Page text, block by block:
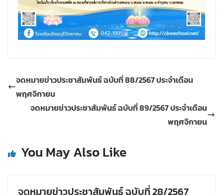
จดหมายข่าวประชาสัมพันธ์ ฉบับที่ 88/2567 ประจำเดือน
พฤศจิกายน
จดหมายข่าวประชาสัมพันธ์ ฉบับที่ 89/2567 ประจำเดือน
พฤศจิกายน
You May Also Like
จดหมายข่าวประชาสัมพันธ์ ฉบับที่ 28/2567